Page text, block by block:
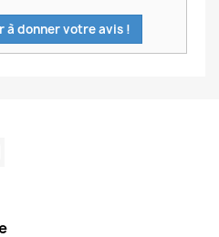
à donner votre avis !